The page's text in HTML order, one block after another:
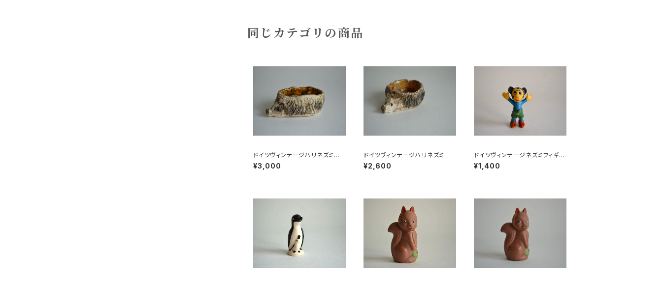
同じカテゴリの商品
ドイツヴィンテージハリネズミの
小皿b
¥3,000
ドイツヴィンテージハリネズミの
小皿a
¥2,600
ドイツヴィンテージネズミフィギュ
アa
¥1,400